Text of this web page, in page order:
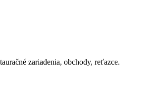
zariadenia, obchody, reťazce.